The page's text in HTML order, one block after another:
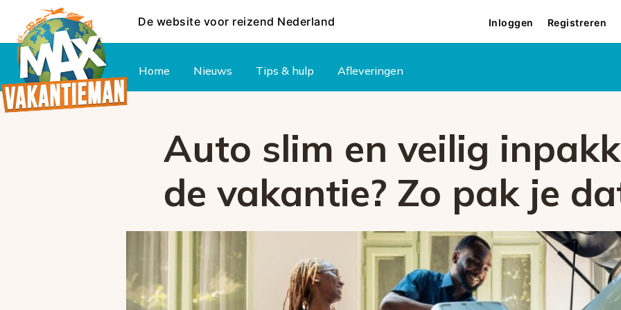
De website voor reizend Nederland Inloggen Registreren
Home Nieuws Tips & hulp Afleveringen
Auto slim en veilig
de vakantie? Zo pak je